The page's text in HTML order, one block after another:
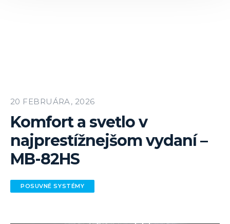
20 FEBRUÁRA, 2026
Komfort a svetlo v
najprestížnejšom vydaní –
MB-82HS
POSUVNÉ SYSTÉMY